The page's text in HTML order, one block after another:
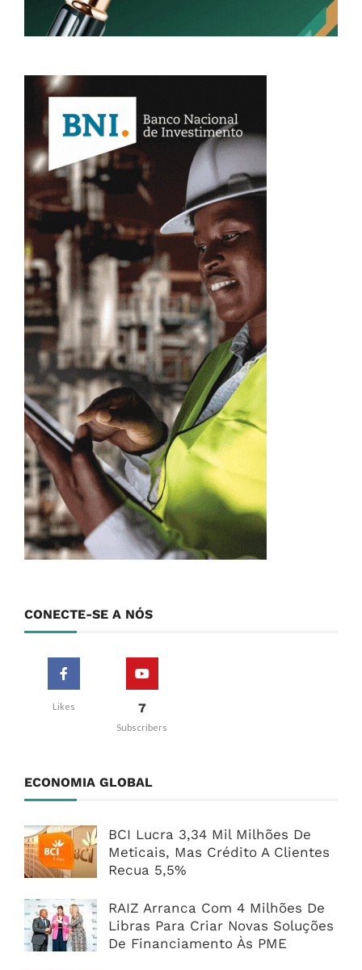
CONECTE-SE A NÓS
Likes 7
Subscribers
ECONOMIA GLOBAL
BCI Lucra 3,34 Mil Milhões De
Meticais, Mas Crédito A Clientes
Recua 5,5%
RAIZ Arranca Com 4 Milhões De
Libras Para Criar Novas Soluções
De Financiamento Às PME